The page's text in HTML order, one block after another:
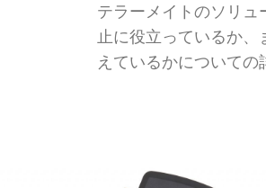
テラーメイトのソリ
止に役立っているか
えているかについての